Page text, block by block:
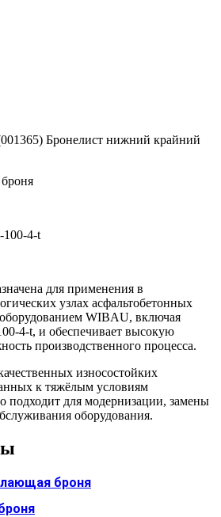
Бронелист нижний крайний
4-t
для применения в
узлах асфальтобетонных
WIBAU, включая
4-t, и обеспечивает высокую
производственного процесса.
износостойких
к тяжёлым условиям
подходит для модернизации, замены
оборудования.
броня